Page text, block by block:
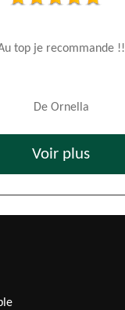
top je recommande !!
De Ornella
Voir plus